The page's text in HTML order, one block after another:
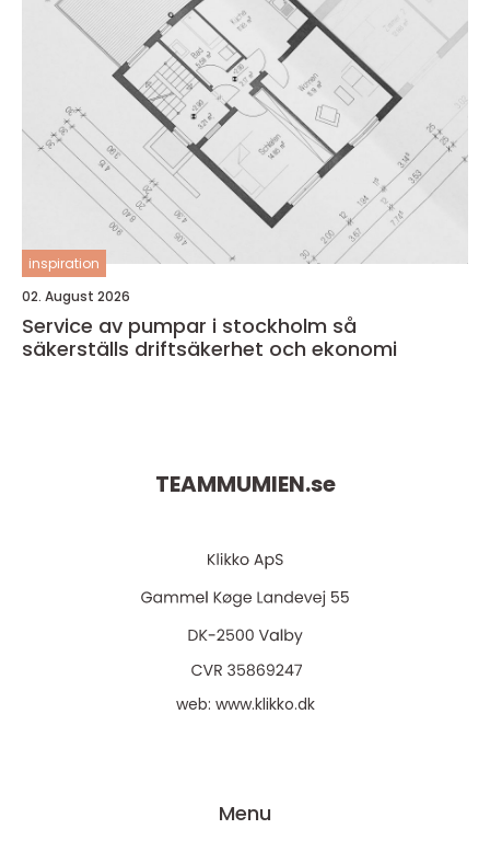
inspiration
02. August 2026
Service av pumpar i stockholm så
säkerställs driftsäkerhet och ekonomi
TEAMMUMIEN.se
web: www.klikko.dk
Menu